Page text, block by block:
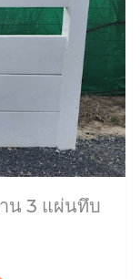
น 3 แผ่นทึบ